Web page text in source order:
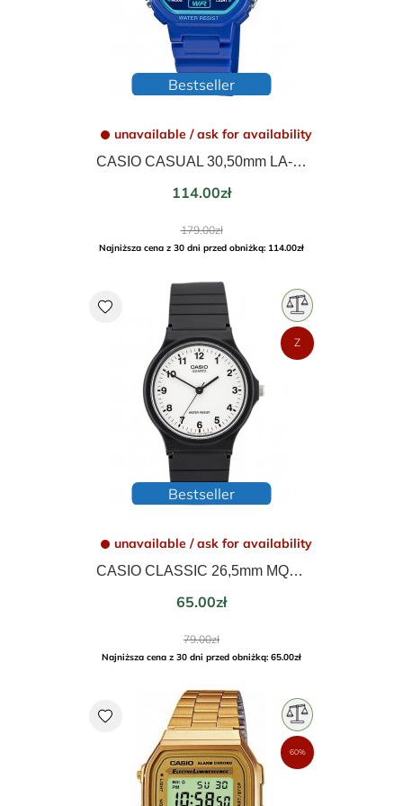
Bestseller
unavailable / ask for availability
CASIO CASUAL 30,50mm LA-20WH-2AEF
Price
114.00zł
Regular
price
179.00zł
Najniższa cena z 30 dni przed obniżką: 114.00zł
Bestseller
unavailable / ask for availability
CASIO CLASSIC 26,5mm MQ-24-7BLLEG
Price
65.00zł
Regular
price
79.00zł
Najniższa cena z 30 dni przed obniżką: 65.00zł
favorite
Z
favorite
60%